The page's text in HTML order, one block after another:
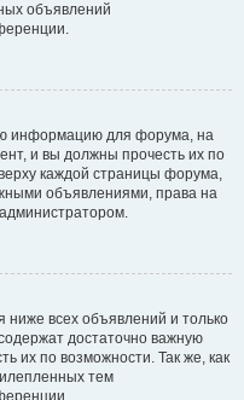
объявлений
информацию для форума, на
и вы должны прочесть их по
каждой страницы форума,
объявлениями, права на
всех объявлений и только
достаточно важную
их по возможности. Так же, как
тем